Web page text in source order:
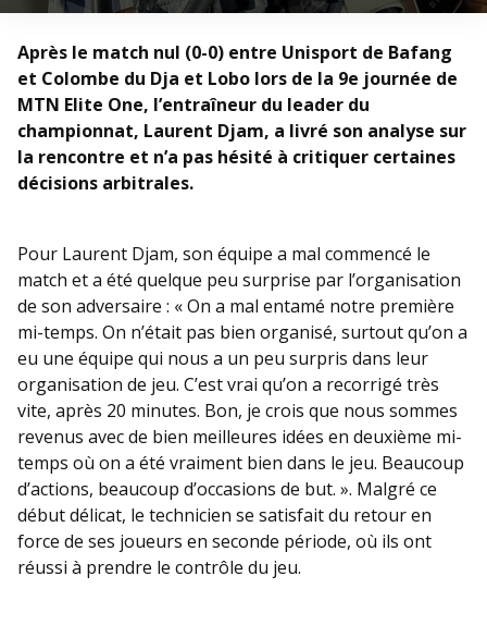
Après le match nul (0-0) entre Unisport de Bafang
et Colombe du Dja et Lobo lors de la 9e journée de
MTN Elite One, l’entraîneur du leader du
championnat, Laurent Djam, a livré son analyse sur
la rencontre et n’a pas hésité à critiquer certaines
décisions arbitrales.
Pour Laurent Djam, son équipe a mal commencé le
match et a été quelque peu surprise par l’organisation
de son adversaire : « On a mal entamé notre première
mi-temps. On n’était pas bien organisé, surtout qu’on a
eu une équipe qui nous a un peu surpris dans leur
organisation de jeu. C’est vrai qu’on a recorrigé très
vite, après 20 minutes. Bon, je crois que nous sommes
revenus avec de bien meilleures idées en deuxième mi-
temps où on a été vraiment bien dans le jeu. Beaucoup
d’actions, beaucoup d’occasions de but. ». Malgré ce
début délicat, le technicien se satisfait du retour en
force de ses joueurs en seconde période, où ils ont
réussi à prendre le contrôle du jeu.